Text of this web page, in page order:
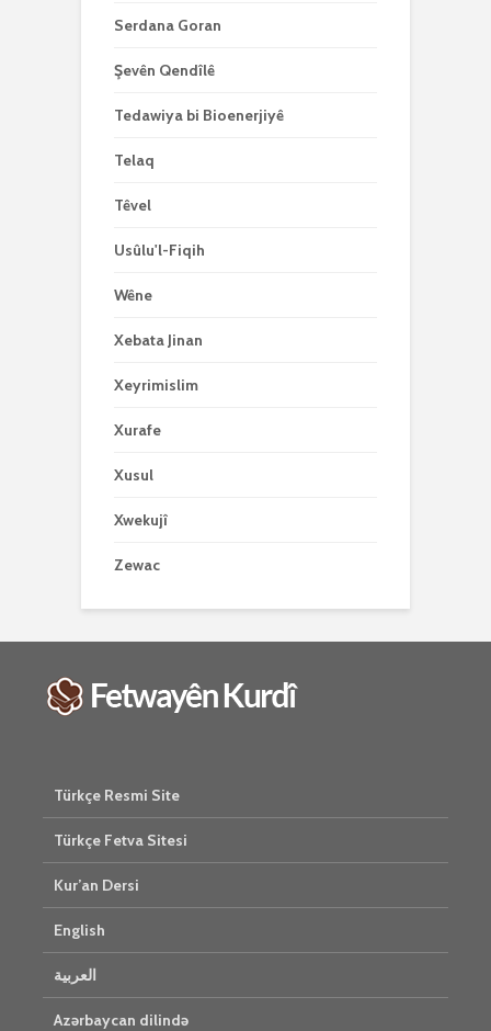
Serdana Goran
Şevên Qendîlê
Tedawiya bi Bioenerjiyê
Telaq
Têvel
Usûlu'l-Fiqih
Wêne
Xebata Jinan
Xeyrimislim
Xurafe
Xusul
Xwekujî
Zewac
Türkçe Resmi Site
Türkçe Fetva Sitesi
Kur’an Dersi
English
العربية
Azərbaycan dilində